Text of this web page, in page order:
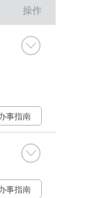
操作
事指南
事指南